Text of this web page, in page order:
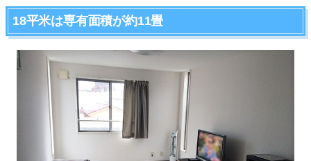
18平米は専有面積が約11畳